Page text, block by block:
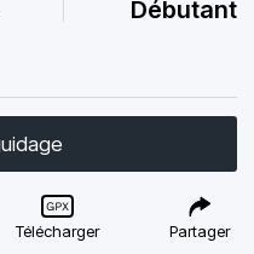
Débutant
Télécharger Partager